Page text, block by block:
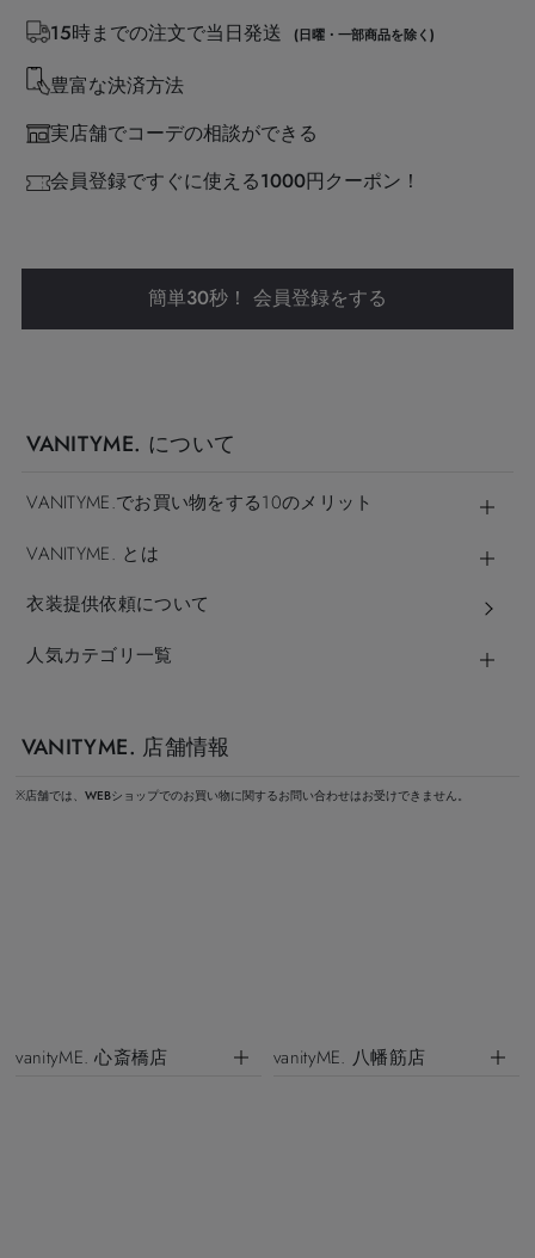
15時までの注文で当日発送
(日曜・一部商品を除く)
豊富な決済方法
実店舗でコーデの相談ができる
会員登録ですぐに使える1000円クーポン！
簡単30秒！ 会員登録をする
VANITYME. について
VANITYME.でお買い物をする10のメリット
VANITYME. とは
衣装提供依頼について
人気カテゴリ一覧
VANITYME. 店舗情報
※店舗では、WEBショップでのお買い物に関するお問い合わせはお受けできません。
vanityME. 心斎橋店 vanityME. 八幡筋店